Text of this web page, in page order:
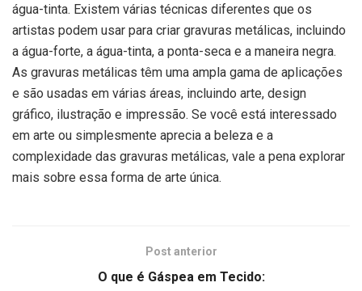
água-tinta. Existem várias técnicas diferentes que os
artistas podem usar para criar gravuras metálicas, incluindo
a água-forte, a água-tinta, a ponta-seca e a maneira negra.
As gravuras metálicas têm uma ampla gama de aplicações
e são usadas em várias áreas, incluindo arte, design
gráfico, ilustração e impressão. Se você está interessado
em arte ou simplesmente aprecia a beleza e a
complexidade das gravuras metálicas, vale a pena explorar
mais sobre essa forma de arte única.
Post anterior
O que é Gáspea em Tecido: